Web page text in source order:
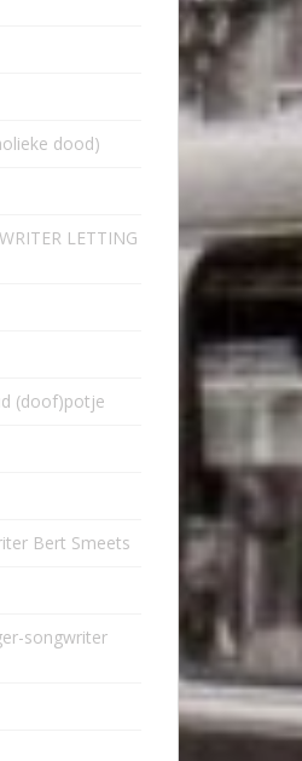
dood)
LETTING
(doof)potje
Bert Smeets
songwriter